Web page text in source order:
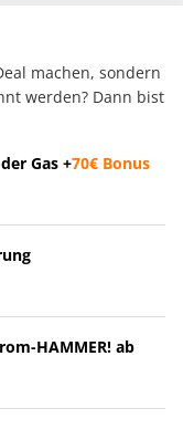
machen, sondern
werden? Dann bist
Gas +70€ Bonus
HAMMER! ab